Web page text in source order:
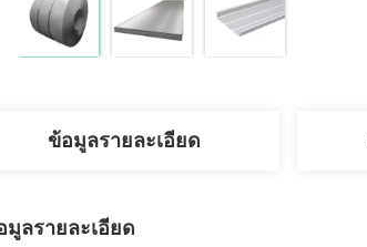
ข้อมูลรายละเอียด
มูลรายละเอียด